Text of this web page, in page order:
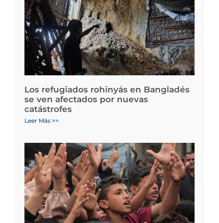
Los refugiados rohinyás en Bangladés
se ven afectados por nuevas
catástrofes
Leer Más >>